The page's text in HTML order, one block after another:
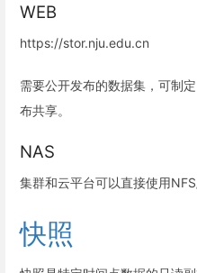
WEB
https://stor.nju.edu.cn
需要公开发布的数据集，可制
布共享。
NAS
集群和云平台可以直接使用
快照